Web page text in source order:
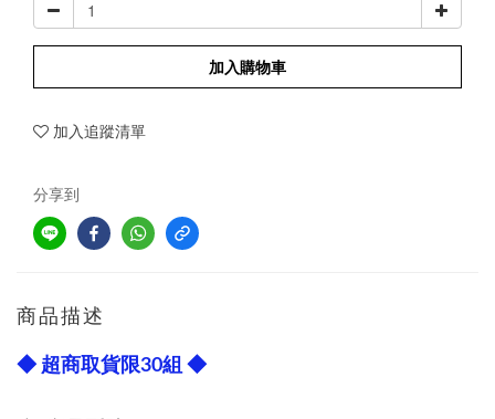
加入購物車
加入追蹤清單
分享到
商品描述
◆ 超商取貨限30組 ◆